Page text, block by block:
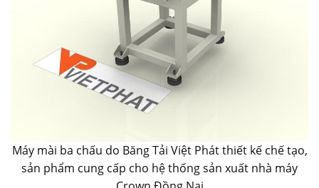
Máy mài ba chấu do Băng Tải Việt Phát thiết kế chế tạo,
sản phẩm cung cấp cho hệ thống sản xuất nhà máy